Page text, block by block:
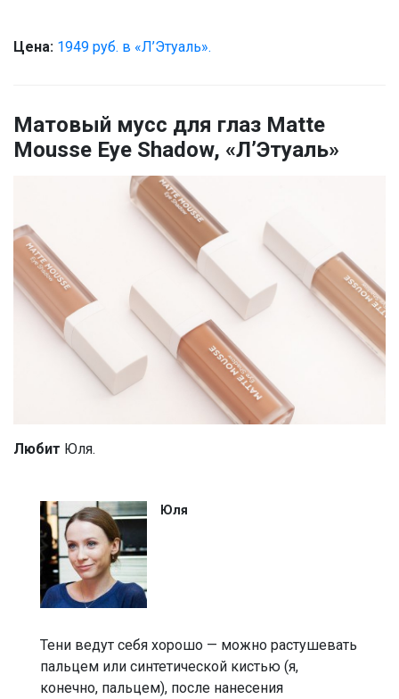
Цена: 1949 руб. в «Л’Этуаль».
Матовый мусс для глаз Matte
Mousse Eye Shadow, «Л’Этуаль»
Любит Юля.
Юля
Тени ведут себя хорошо — можно растушевать
пальцем или синтетической кистью (я,
конечно, пальцем), после нанесения